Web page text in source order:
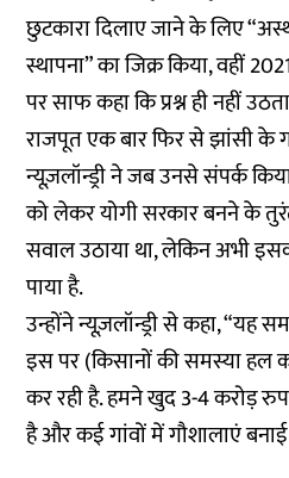
छुटकारा दिलाए जाने के लिए
स्थापना” का जिक्र किया, वहीं
पर साफ कहा कि प्रश्न ही नहीं
राजपूत एक बार फिर से झांसी के
न्यूज़लॉन्ड्री ने जब उनसे संपर्क
को लेकर योगी सरकार बनने के
सवाल उठाया था, लेकिन अभी
पाया है.
उन्होंने न्यूज़लॉन्ड्री से कहा, “यह
इस पर (किसानों की समस्या हल
कर रही है. हमने खुद 3-4 करोड़
है और कई गांवों में गौशालाएं